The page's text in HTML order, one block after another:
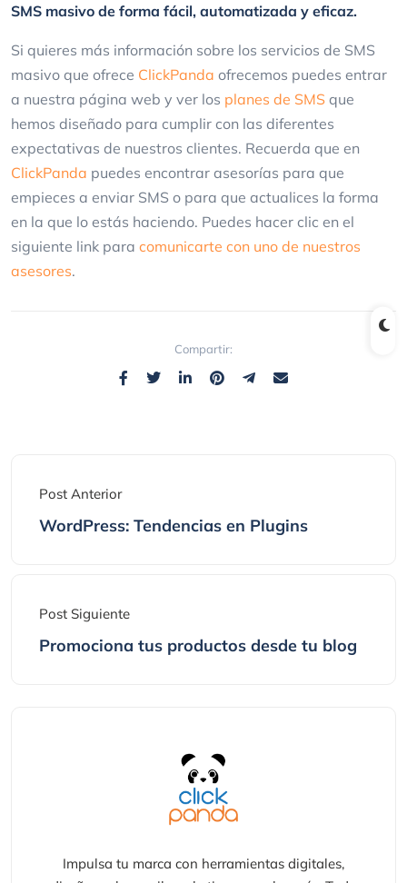
SMS masivo de forma fácil, automatizada y eficaz.
Si quieres más información sobre los servicios de SMS
masivo que ofrece ClickPanda ofrecemos puedes entrar
a nuestra página web y ver los planes de SMS que
hemos diseñado para cumplir con las diferentes
expectativas de nuestros clientes. Recuerda que en
ClickPanda puedes encontrar asesorías para que
empieces a enviar SMS o para que actualices la forma
en la que lo estás haciendo. Puedes hacer clic en el
siguiente link para comunicarte con uno de nuestros
asesores.
Compartir:
Post Anterior
WordPress: Tendencias en Plugins
Post Siguiente
Promociona tus productos desde tu blog
Impulsa tu marca con herramientas digitales,